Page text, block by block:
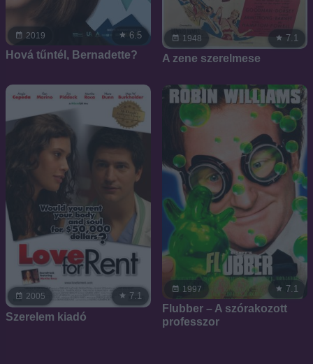
2019 6.5
Hová tűntél, Bernadette?
1948 7.1
A zene szerelmese
2005 7.1
Szerelem kiadó
1997 7.1
Flubber – A szórakozott
professzor